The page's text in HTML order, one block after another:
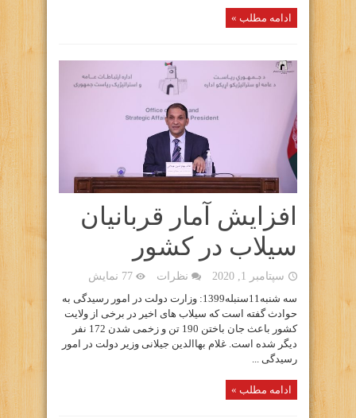
ادامه مطلب »
افزایش آمار قربانیان
سیلاب در کشور
سپتامبر 1, 2020 نظرات
77 نمایش
سه شنبه11سنبله1399: وزارت دولت در امور رسیدگی به
حوادث گفته است که سیلاب های اخیر در برخی از ولایت
کشور باعث جان باختن 190 تن و زخمی شدن 172 نفر
دیگر شده است. غلام بهاالدین جیلانی وزیر دولت در امور
رسیدگی ...
ادامه مطلب »